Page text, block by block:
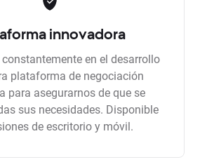
innovadora
en el desarrollo
plataforma de negociación
para asegurarnos de que se
sus necesidades. Disponible
de escritorio y móvil.